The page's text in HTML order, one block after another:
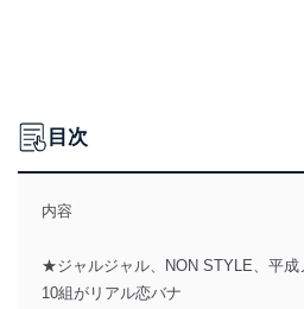
目次
内容
★ジャルジャル、NON STYLE、平成
10組がリアル恋バナ